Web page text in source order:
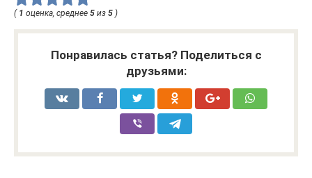
( 1 оценка, среднее 5 из 5 )
Понравилась статья? Поделиться с
друзьями: